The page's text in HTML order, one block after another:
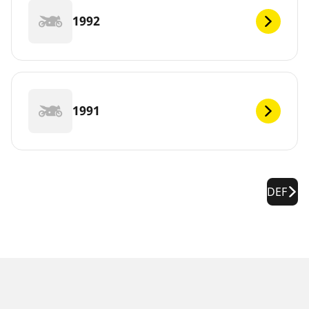
1992
1991
DEF